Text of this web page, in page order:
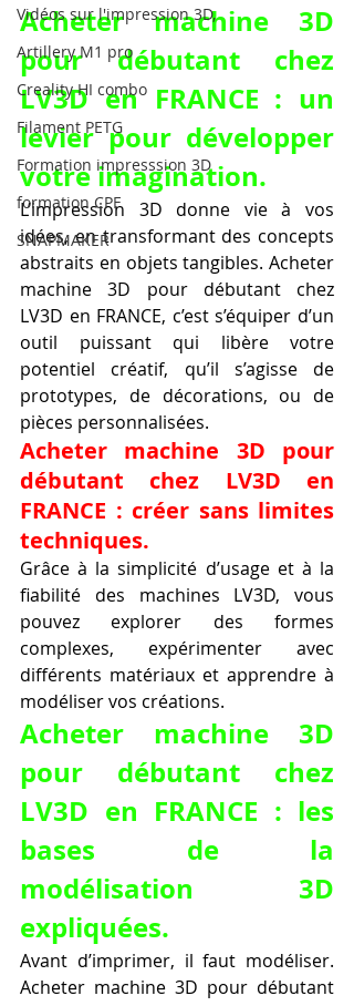
Vidéos sur l'impression 3D,
Artillery M1 pro
Creality HI combo
Filament PETG
Formation impresssion 3D
formation CPF
SNAPMAKER
Acheter machine 3D
pour débutant chez
LV3D en FRANCE : un
levier pour développer
votre imagination.
L’impression 3D donne vie à vos
idées, en transformant des concepts
abstraits en objets tangibles. Acheter
machine 3D pour débutant chez
LV3D en FRANCE, c’est s’équiper d’un
outil puissant qui libère votre
potentiel créatif, qu’il s’agisse de
prototypes, de décorations, ou de
pièces personnalisées.
Acheter machine 3D pour
débutant chez LV3D en
FRANCE : créer sans limites
techniques.
Grâce à la simplicité d’usage et à la
fiabilité des machines LV3D, vous
pouvez explorer des formes
complexes, expérimenter avec
différents matériaux et apprendre à
modéliser vos créations.
Acheter machine 3D
pour débutant chez
LV3D en FRANCE : les
bases de la
modélisation 3D
expliquées.
Avant d’imprimer, il faut modéliser.
Acheter machine 3D pour débutant